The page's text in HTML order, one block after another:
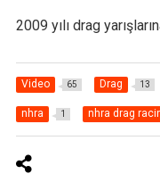
2009 yılı drag
Video 65 Drag 13
nhra 1 nhra drag